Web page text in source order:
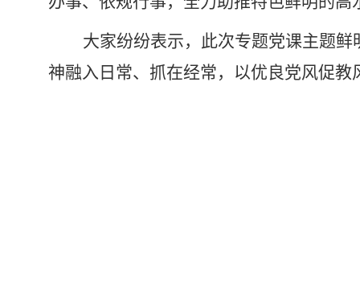
大家纷纷表示，此次专题党课主题
神融入日常、抓在经常，以优良党风促教